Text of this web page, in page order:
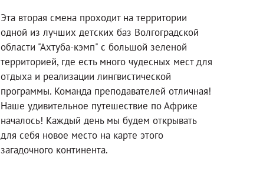
Эта вторая смена проходит на территории
одной из лучших детских баз Волгоградской
области "Ахтуба-кэмп" с большой зеленой
территорией, где есть много чудесных мест для
отдыха и реализации лингвистической
программы. Команда преподавателей отличная!
Наше удивительное путешествие по Африке
началось! Каждый день мы будем открывать
для себя новое место на карте этого
загадочного континента.